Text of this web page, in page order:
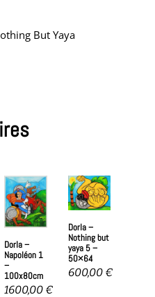
But Yaya
Dorla –
Napoléon 1
–
100x80cm
1600,00 €
Dorla –
Nothing but
yaya 5 –
50×64
600,00 €